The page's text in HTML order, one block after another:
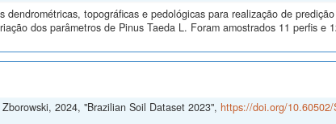
topográficas e pedológicas para realização de
dos parâmetros de Pinus Taeda L. Foram amostrados 11 perfis e
2024, "Brazilian Soil Dataset 2023", https://doi.org/